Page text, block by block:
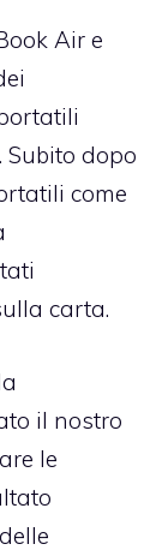
Air e
dopo
come
carta.
il nostro
le